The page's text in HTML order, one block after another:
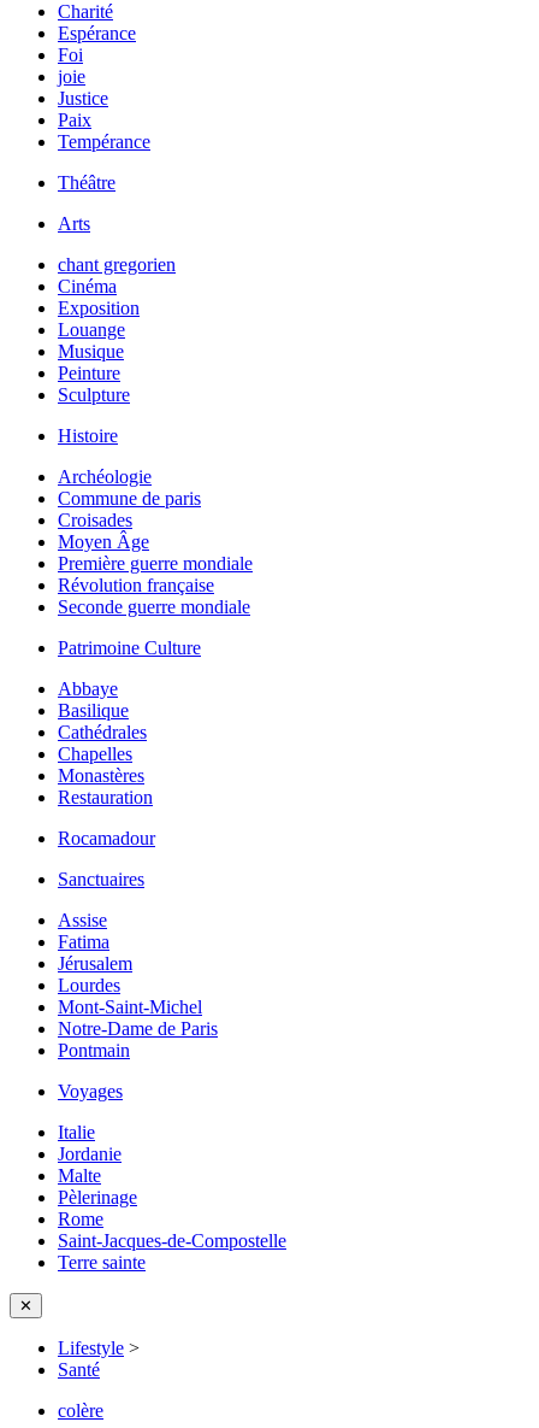
Charité
Espérance
Foi
joie
Justice
Paix
Tempérance
Théâtre
Arts
chant gregorien
Cinéma
Exposition
Louange
Musique
Peinture
Sculpture
Histoire
Archéologie
Commune de paris
Croisades
Moyen Âge
Première guerre mondiale
Révolution française
Seconde guerre mondiale
Patrimoine Culture
Abbaye
Basilique
Cathédrales
Chapelles
Monastères
Restauration
Rocamadour
Sanctuaires
Assise
Fatima
Jérusalem
Lourdes
Mont-Saint-Michel
Notre-Dame de Paris
Pontmain
Voyages
Italie
Jordanie
Malte
Pèlerinage
Rome
Saint-Jacques-de-Compostelle
Terre sainte
✕
Lifestyle >
Santé
colère